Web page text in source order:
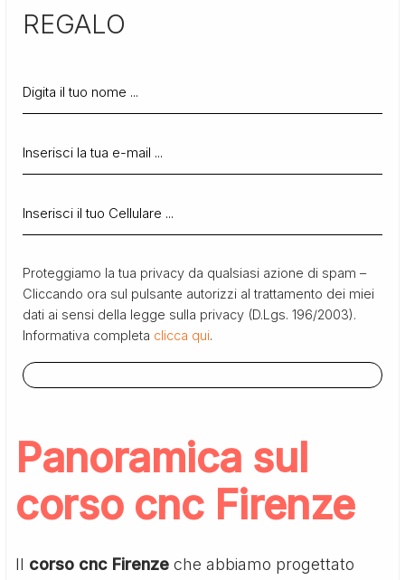
REGALO
Proteggiamo la tua privacy da qualsiasi azione di spam –
Cliccando ora sul pulsante autorizzi al trattamento dei miei
dati ai sensi della legge sulla privacy (D.Lgs. 196/2003).
Informativa completa clicca qui.
Panoramica sul
corso cnc Firenze
Il corso cnc Firenze che abbiamo progettato